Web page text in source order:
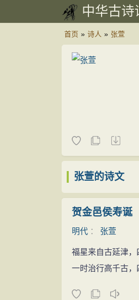
中华古诗
首页 » 诗人 » 张萱
张萱的诗文
贺金邑侯寿诞
明代 ： 张萱
福星来自古延津，
一时治行高千古，